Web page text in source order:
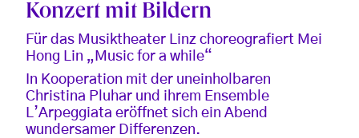
Konzert mit Bildern
Für das Musiktheater Linz choreografiert Mei
Hong Lin „Music for a while“
In Kooperation mit der uneinholbaren
Christina Pluhar und ihrem Ensemble
L’Arpeggiata eröffnet sich ein Abend
wundersamer Differenzen.